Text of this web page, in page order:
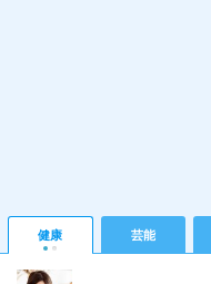
健康 芸能